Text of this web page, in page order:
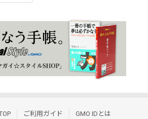
ご利用ガイド
GMO IDとは